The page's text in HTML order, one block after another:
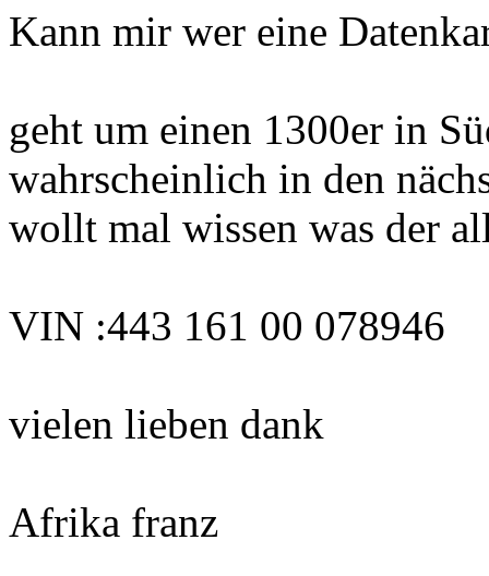
Kann mir wer eine
geht um einen 1300er in
wahrscheinlich in den
wollt mal wissen was der
VIN :443 161 00 078946
vielen lieben dank
Afrika franz